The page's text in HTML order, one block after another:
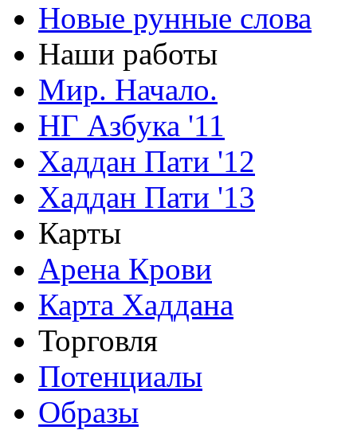
Новые рунные слова
Наши работы
Мир. Начало.
НГ Азбука '11
Хаддан Пати '12
Хаддан Пати '13
Карты
Арена Крови
Карта Хаддана
Торговля
Потенциалы
Образы